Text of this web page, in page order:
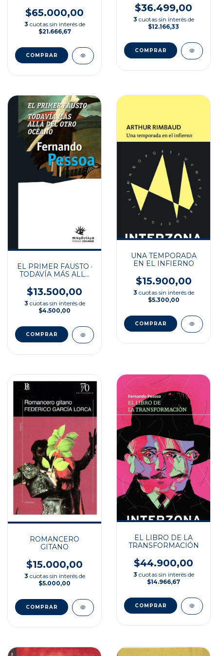
$65.000,00
3 cuotas sin interés de
$21.666,67
$36.499,00
3 cuotas sin interés de
$12.166,33
EL PRIMER FAUSTO ·
TODAVÍA MÁS ALLÁ
$13.500,00
3 cuotas sin interés de
$4.500,00
UNA TEMPORADA
EN EL INFIERNO
$15.900,00
3 cuotas sin interés de
$5.300,00
ROMANCERO
GITANO
$15.000,00
3 cuotas sin interés de
$5.000,00
EL LIBRO DE LA
TRANSFORMACIÓN
$44.900,00
3 cuotas sin interés de
$14.966,67